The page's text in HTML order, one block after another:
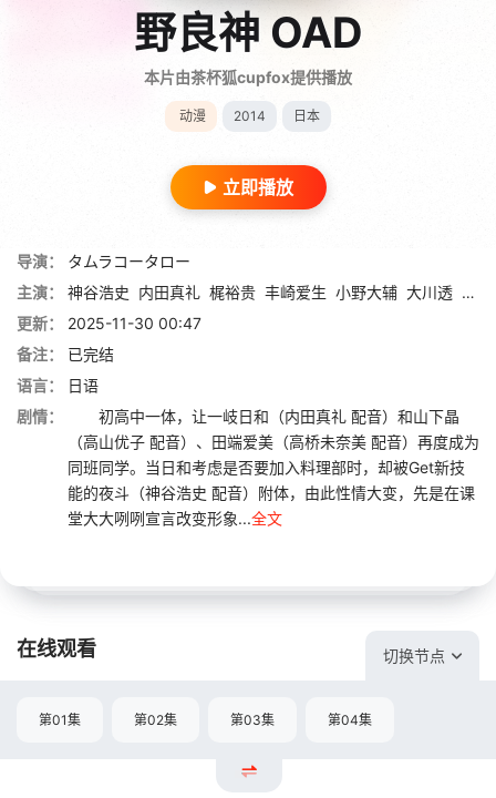
野良神 OAD
本片由茶杯狐cupfox提供播放
动漫 2014 日本
立即播放
导演：
タムラコータロー
主演：
神谷浩史 内田真礼 梶裕贵 丰崎爱生 小野大辅 大川透 今
更新：
2025-11-30 00:47
备注：
已完结
语言：
日语
剧情：
初高中一体，让一岐日和（内田真礼 配音）和山下晶
（高山优子 配音）、田端爱美（高桥未奈美 配音）再度成为
同班同学。当日和考虑是否要加入料理部时，却被Get新技
能的夜斗（神谷浩史 配音）附体，由此性情大变，先是在课
堂大大咧咧宣言改变形象...全文
在线观看 切换节点
第01集 第02集 第03集 第04集